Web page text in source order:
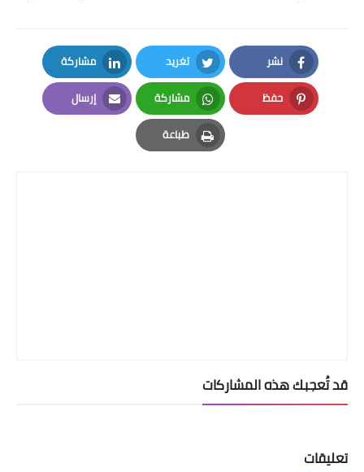
نشر
Facebook
تغريد
Twitter
مشاركة
LinkedIn
حفظ
Pinterest
مشاركة
Whatsapp
إرسال
Email
طباعة
Print
قد تُعجبك هذه المشاركات
تعليقات